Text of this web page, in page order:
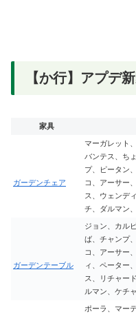
【か行】アプデ
家具
ガーデンチェア
マーガレット
バンテス、ち
プ、ピータン
コ、アーサー
ス、ウェンデ
チ、ダルマン
ガーデンテーブル
ジョン、カル
ば、チャンプ
コ、アーサー
ィ、ペーター
ス、リチャー
ルマン、ケチ
ポーラ、マー